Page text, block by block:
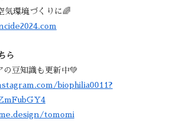
気環境づくりに🌈
ら
の豆知識も更新中💚
biophilia0011?
tomomi